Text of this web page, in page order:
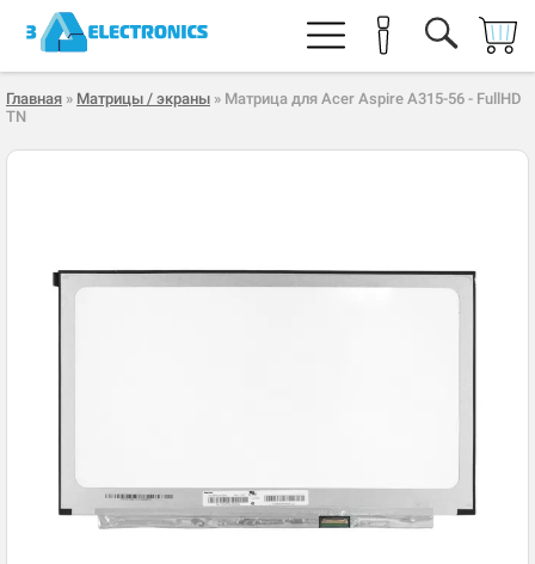
Главная » Матрицы / экраны » Матрица для Acer Aspire A315-56 - FullHD
TN